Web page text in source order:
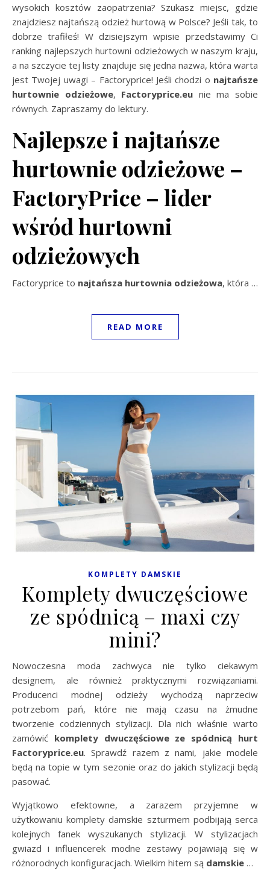
wysokich kosztów zaopatrzenia? Szukasz miejsc, gdzie
znajdziesz najtańszą odzież hurtową w Polsce? Jeśli tak, to
dobrze trafiłeś! W dzisiejszym wpisie przedstawimy Ci
ranking najlepszych hurtowni odzieżowych w naszym kraju,
a na szczycie tej listy znajduje się jedna nazwa, która warta
jest Twojej uwagi – Factoryprice! Jeśli chodzi o najtańsze
hurtownie odzieżowe, Factoryprice.eu nie ma sobie
równych. Zapraszamy do lektury.
Najlepsze i najtańsze
hurtownie odzieżowe –
FactoryPrice – lider
wśród hurtowni
odzieżowych
Factoryprice to najtańsza hurtownia odzieżowa, która …
READ MORE
KOMPLETY DAMSKIE
Komplety dwuczęściowe
ze spódnicą – maxi czy
mini?
Nowoczesna moda zachwyca nie tylko ciekawym
designem, ale również praktycznymi rozwiązaniami.
Producenci modnej odzieży wychodzą naprzeciw
potrzebom pań, które nie mają czasu na żmudne
tworzenie codziennych stylizacji. Dla nich właśnie warto
zamówić komplety dwuczęściowe ze spódnicą hurt
Factoryprice.eu. Sprawdź razem z nami, jakie modele
będą na topie w tym sezonie oraz do jakich stylizacji będą
pasować.
Wyjątkowo efektowne, a zarazem przyjemne w
użytkowaniu komplety damskie szturmem podbijają serca
kolejnych fanek wyszukanych stylizacji. W stylizacjach
gwiazd i influencerek modne zestawy pojawiają się w
różnorodnych konfiguracjach. Wielkim hitem są damskie …